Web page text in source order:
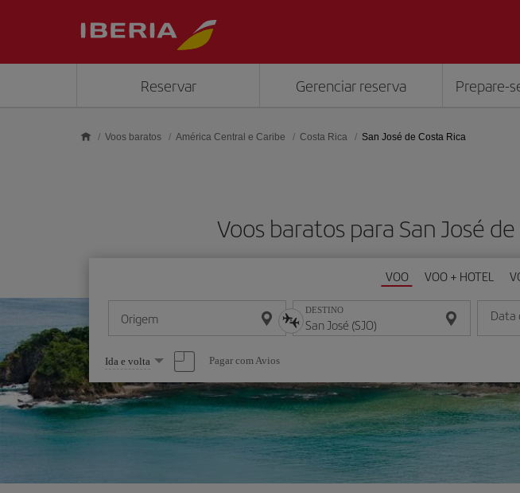
Reservar Gerenciar reserva Prepare-
Voos baratos América Central e Caribe Costa Rica San José de Costa Rica
Voos baratos para San José
VOO VOO + HOTEL
Origem DESTINO Data
Insira a
Selecione
uma
opção
Ida e volta Pagar com Avios